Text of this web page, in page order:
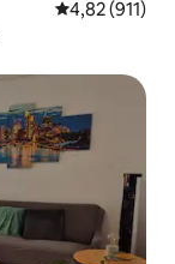
Gemiddelde
4,82 (911)